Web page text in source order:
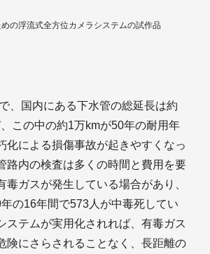
の浮流式全方位カメラシステムの試作品
、国内にある下水管の総延長は約
この中の約1万kmが50年の耐用年
化による損傷事故が起きやすくなっ
路内の検査は多くの時間と費用を要
毒ガスが発生している場合があり、
の16年間で573人が中毒死してい
ステムが実用化されれば、有毒ガス
険にさらされることなく、長距離の